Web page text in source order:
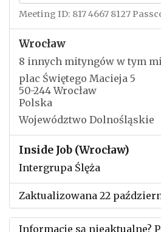
Meeting ID: 817 4667 8127
Wrocław
8 innych mityngów w tym
plac Świętego Macieja 5
50-244 Wrocław
Polska
Województwo Dolnośląskie
Inside Job (Wrocław)
Intergrupa Ślęża
Zaktualizowana 22
Informacje są nieaktualne?